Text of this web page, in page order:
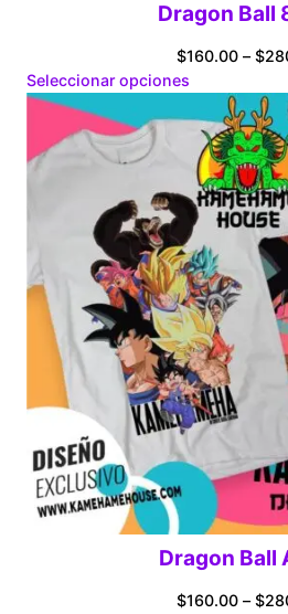
Dragon Ball
$160.00 – $
Seleccionar opciones
Dragon Ball
$160.00 – $